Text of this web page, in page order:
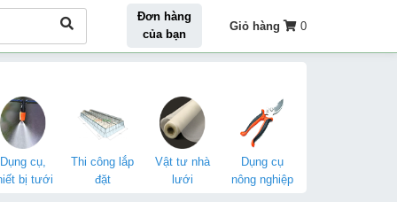
Đơn hàng
của bạn
Giỏ hàng 0
Dụng cụ,
bị tưới
Thi công lắp
đặt
Vật tư nhà
lưới
Dụng cụ
nông nghiệp